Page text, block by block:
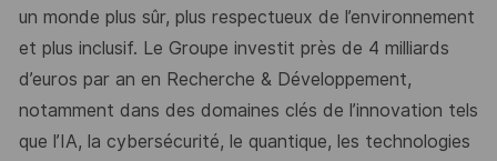
un monde plus sûr, plus respectueux de l’environnement
et plus inclusif. Le Groupe investit près de 4 milliards
d’euros par an en Recherche & Développement,
notamment dans des domaines clés de l’innovation tels
que l’IA, la cybersécurité, le quantique, les technologies